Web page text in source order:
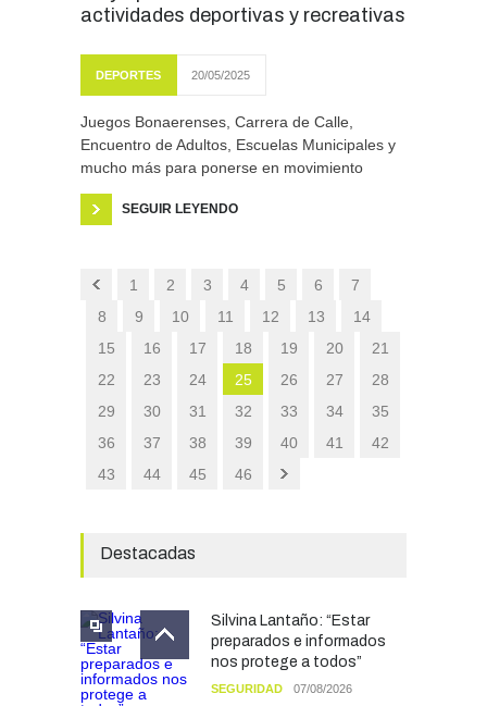
actividades deportivas y recreativas
DEPORTES 20/05/2025
Juegos Bonaerenses, Carrera de Calle,
Encuentro de Adultos, Escuelas Municipales y
mucho más para ponerse en movimiento
SEGUIR LEYENDO
1 2 3 4 5 6
7
8
9 10 11 12 13
14
15
16 17 18 19 20
21
22
23 24 25 26 27
28
29
30 31 32 33 34
35
36
37 38 39 40 41
42
43
44 45 46
Destacadas
Silvina Lantaño: “Estar
preparados e informados
nos protege a todos”
SEGURIDAD 07/08/2026